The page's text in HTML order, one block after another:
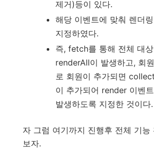
제거)등이 있다.
해당 이벤트에 맞춰 렌더
지정하였다.
즉, fetch를 통해 전체 대
renderAll이 발생하고, 회
로 회원이 추가되면
이 추가되어 render 이벤
발생하도록 지정한 것이다.
자 그럼 여기까지 진행후 전체 기능
보자.